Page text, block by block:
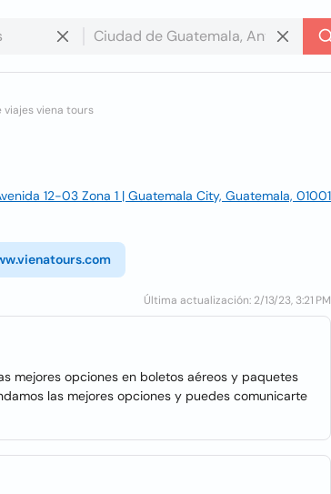
viajes viena tours
12-03 Zona 1 | Guatemala City, Guatemala, 01001
Última actualización: 2/13/23, 3:21 PM
mejores opciones en boletos aéreos y paquetes
las mejores opciones y puedes comunicarte